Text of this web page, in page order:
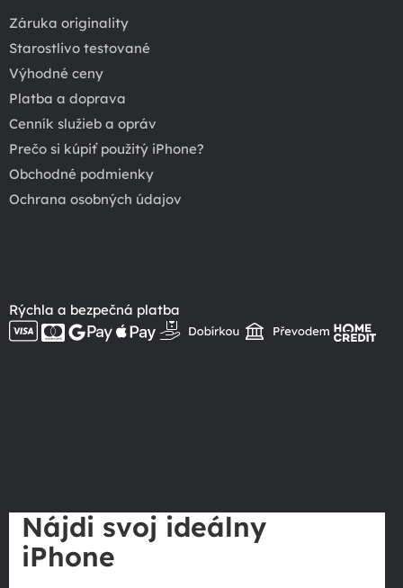
Záruka originality
Starostlivo testované
Výhodné ceny
Platba a doprava
Cenník služieb a opráv
Prečo si kúpiť použitý iPhone?
Obchodné podmienky
Ochrana osobných údajov
Rýchla a bezpečná platba
Nájdi svoj ideálny
iPhone